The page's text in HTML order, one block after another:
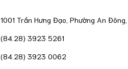
1001 Trần Hưng Đạo, Phường An Đông,
(84.28) 3923 5261
(84.28) 3923 0062